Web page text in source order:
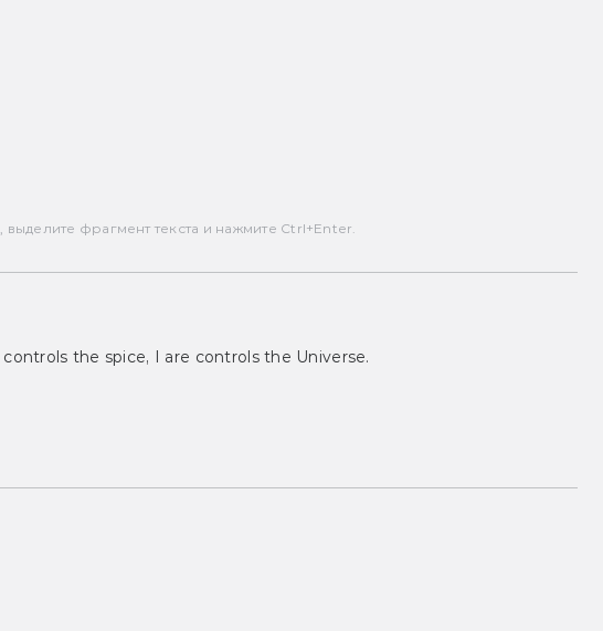
фрагмент текста и нажмите Ctrl+Enter.
the spice, I are controls the Universe.